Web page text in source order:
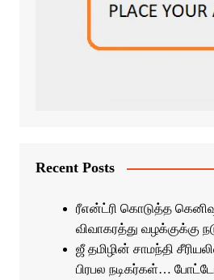
Recent Posts
ரீஎன்ட்ரி கொடுத்த
விவாகரத்து வழக்குக்கு
ஜீ தமிழின் சாமந்தி
பிரபல நடிகர்கள்…